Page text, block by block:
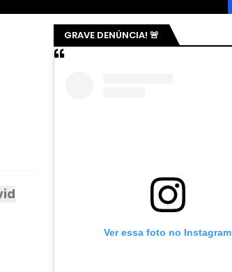
GRAVE DENÚNCIA! 🚨
Ver essa foto no Instagram